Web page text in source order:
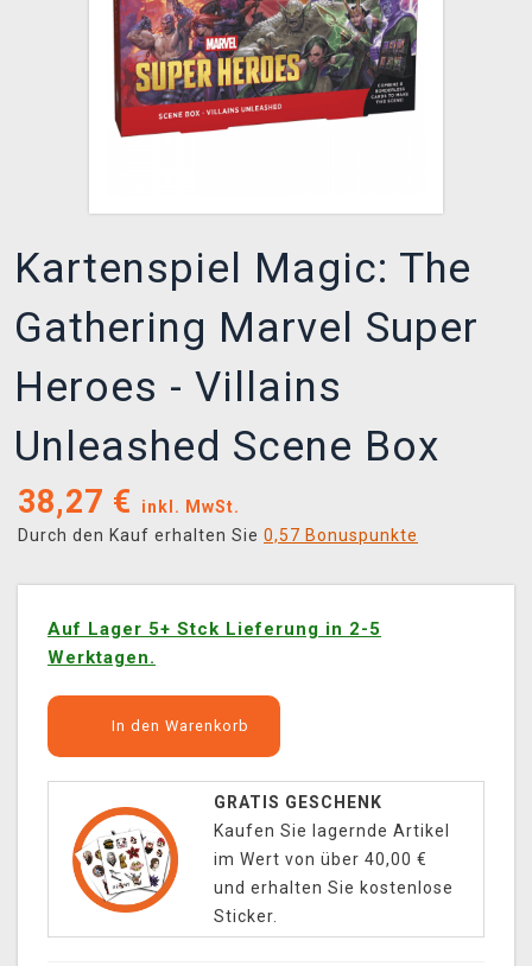
Kartenspiel Magic: The
Gathering Marvel Super
Heroes - Villains
Unleashed Scene Box
38,27 €
inkl. MwSt.
Durch den Kauf erhalten Sie 0,57 Bonuspunkte
Auf Lager 5+ Stck Lieferung in 2-5
Werktagen.
In den Warenkorb
GRATIS GESCHENK
Kaufen Sie lagernde Artikel
im Wert von über 40,00 €
und erhalten Sie kostenlose
Sticker.